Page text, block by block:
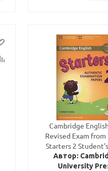
Cambridge
Revised Exam
Starters 2
Автор:
University